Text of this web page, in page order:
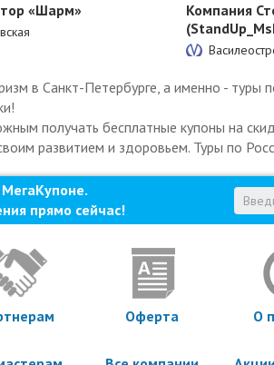
«Шарм»
Компания
в Санкт-Петербурге, а именно - туры
получать бесплатные купоны на
развитием и здоровьем. Туры по
прямо сейчас!
Оферта О